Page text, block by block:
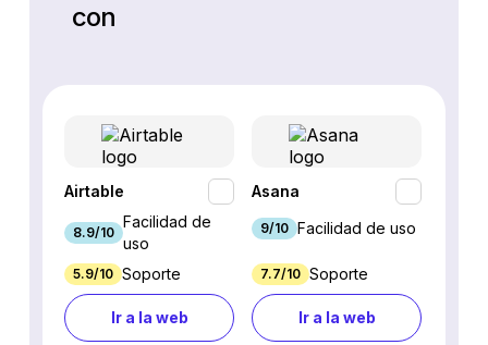
con
Airtable
8.9/10
Facilidad de
uso
5.9/10 Soporte
Ir a la web
Asana
9/10 Facilidad de uso
7.7/10 Soporte
Ir a la web